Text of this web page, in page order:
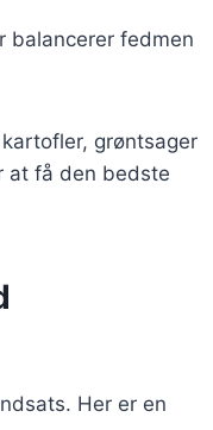
balancerer fedmen
grøntsager
at få den bedste
Her er en